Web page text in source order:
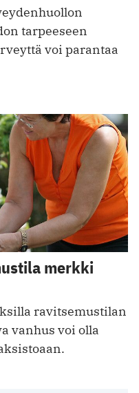
tarpeeseen
voi parantaa
merkki
ravitsemustilan
vanhus voi olla